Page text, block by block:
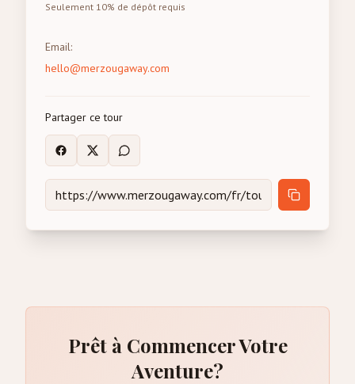
Seulement 10% de dépôt requis
Email:
hello@merzougaway.com
Partager ce tour
Prêt à Commencer Votre
Aventure?